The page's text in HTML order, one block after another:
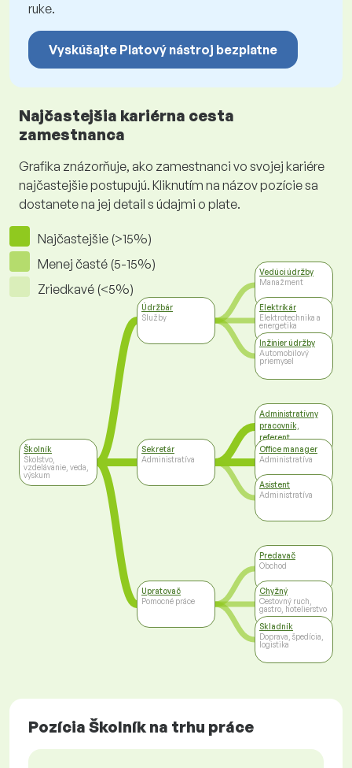
ruke.
Vyskúšajte Platový nástroj bezplatne
Najčastejšia kariérna cesta
zamestnanca
Grafika znázorňuje, ako zamestnanci vo svojej kariére
najčastejšie postupujú. Kliknutím na názov pozície sa
dostanete na jej detail s údajmi o plate.
Najčastejšie (>15%)
Menej časté (5-15%)
Zriedkavé (<5%)
Školník
Školstvo,
vzdelávanie, veda,
výskum
Údržbár
Služby
Sekretár
Administratíva
Upratovač
Pomocné práce
Vedúci údržby
Manažment
Elektrikár
Elektrotechnika a
energetika
Inžinier údržby
Automobilový
priemysel
Administratívny
pracovník,
referent
Administratíva
Office manager
Administratíva
Asistent
Administratíva
Predavač
Obchod
Chyžný
Cestovný ruch,
gastro, hotelierstvo
Skladník
Doprava, špedícia,
logistika
Pozícia Školník na trhu práce